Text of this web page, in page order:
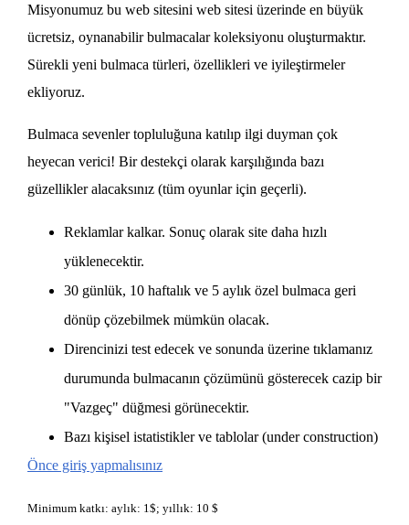
Misyonumuz bu web sitesini web sitesi üzerinde en büyük
ücretsiz, oynanabilir bulmacalar koleksiyonu oluşturmaktır.
Sürekli yeni bulmaca türleri, özellikleri ve iyileştirmeler
ekliyoruz.
Bulmaca sevenler topluluğuna katılıp ilgi duyman çok
heyecan verici! Bir destekçi olarak karşılığında bazı
güzellikler alacaksınız (tüm oyunlar için geçerli).
Reklamlar kalkar. Sonuç olarak site daha hızlı
yüklenecektir.
30 günlük, 10 haftalık ve 5 aylık özel bulmaca geri
dönüp çözebilmek mümkün olacak.
Direncinizi test edecek ve sonunda üzerine tıklamanız
durumunda bulmacanın çözümünü gösterecek cazip bir
"Vazgeç" düğmesi görünecektir.
Bazı kişisel istatistikler ve tablolar (under construction)
Önce giriş yapmalısınız
Minimum katkı: aylık: 1$; yıllık: 10 $